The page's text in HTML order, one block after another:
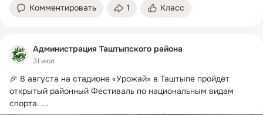
Комментировать 1 Класс
Администрация Таштыпского района
31 июл
🎉 8 августа на стадионе «Урожай» в Таштыпе пройдёт
открытый районный Фестиваль по национальным видам
спорта. ...